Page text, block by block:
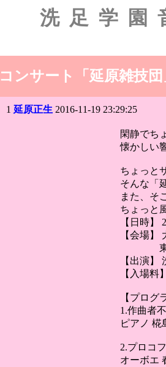
洗足学園
コンサート「延原雑技
1 延原正生 2016-11-19 23:29:25
閑静でち
懐かしい
ちょっと
そんな「
また、そ
ちょっと
【日時】
【会場】
東急多
【出演】
【入場料
【プログ
1.作曲者
ピアノ 椛
2.プロコ
オーボエ